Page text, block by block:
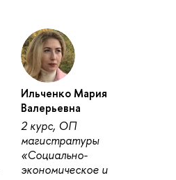
Ильченко Мария
Валерьевна
2 курс, ОП
магистратуры
«Социально-
экономическое и